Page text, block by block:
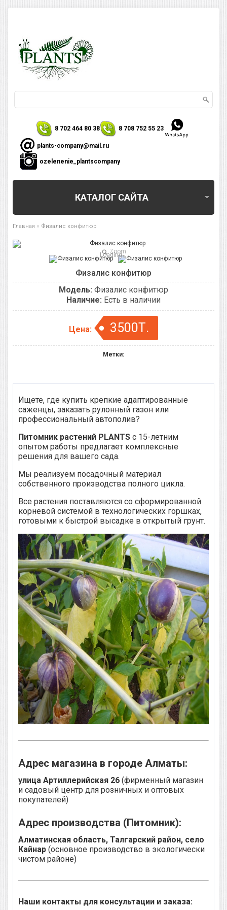
8 702 464 80 38 8 708 752 55 23
plants-company@mail.ru
ozelenenie_plantscompany
КАТАЛОГ САЙТА
Главная » Физалис конфитюр
Zoom
Loading...
Физалис конфитюр
Модель: Физалис конфитюр
Наличие: Есть в наличии
Цена: 3500Т.
Метки:
Ищете, где купить крепкие адаптированные
саженцы, заказать рулонный газон или
профессиональный автополив?
Питомник растений PLANTS с 15-летним
опытом работы предлагает комплексные
решения для вашего сада.
Мы реализуем посадочный материал
собственного производства полного цикла.
Все растения поставляются со сформированной
корневой системой в технологических горшках,
готовыми к быстрой высадке в открытый грунт.
Адрес магазина в городе Алматы:
улица Артиллерийская 26 (фирменный магазин
и садовый центр для розничных и оптовых
покупателей)
Адрес производства (Питомник):
Алматинская область, Талгарский район, село
Кайнар (основное производство в экологически
чистом районе)
Наши контакты для консультации и заказа: